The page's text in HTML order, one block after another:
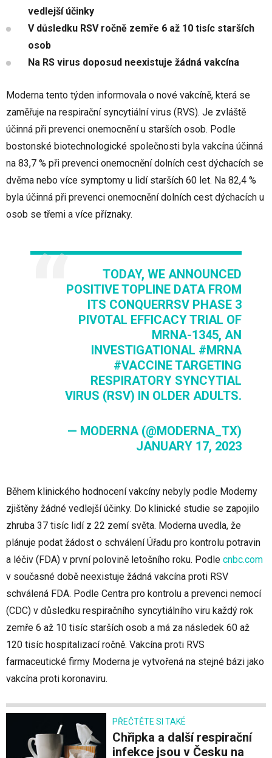
vedlejší účinky
V důsledku RSV ročně zemře 6 až 10 tisíc starších
osob
Na RS virus doposud neexistuje žádná vakcína
Moderna tento týden informovala o nové vakcíně, která se
zaměřuje na respirační syncytiální virus (RVS). Je zvláště
účinná při prevenci onemocnění u starších osob. Podle
bostonské biotechnologické společnosti byla vakcína účinná
na 83,7 % při prevenci onemocnění dolních cest dýchacích se
dvěma nebo více symptomy u lidí starších 60 let. Na 82,4 %
byla účinná při prevenci onemocnění dolních cest dýchacích u
osob se třemi a více příznaky.
TODAY, WE ANNOUNCED
POSITIVE TOPLINE DATA FROM
ITS CONQUERRSV PHASE 3
PIVOTAL EFFICACY TRIAL OF
MRNA-1345, AN
INVESTIGATIONAL #MRNA
#VACCINETARGETING
RESPIRATORY SYNCYTIAL
VIRUS (RSV) IN OLDER ADULTS.
— MODERNA (@MODERNA_TX)
JANUARY 17, 2023
Během klinického hodnocení vakcíny nebyly podle Moderny
zjištěny žádné vedlejší účinky. Do klinické studie se zapojilo
zhruba 37 tisíc lidí z 22 zemí světa. Moderna uvedla, že
plánuje podat žádost o schválení Úřadu pro kontrolu potravin
a léčiv (FDA) v první polovině letošního roku. Podle cnbc.com
v současné době neexistuje žádná vakcína proti RSV
schválená FDA. Podle Centra pro kontrolu a prevenci nemocí
(CDC) v důsledku respiračního syncytiálního viru každý rok
zemře 6 až 10 tisíc starších osob a má za následek 60 až
120 tisíc hospitalizací ročně. Vakcína proti RVS
farmaceutické firmy Moderna je vytvořená na stejné bázi jako
vakcína proti koronaviru.
PŘEČTĚTE SI TAKÉ
Chřipka a další respirační
infekce jsou v Česku na